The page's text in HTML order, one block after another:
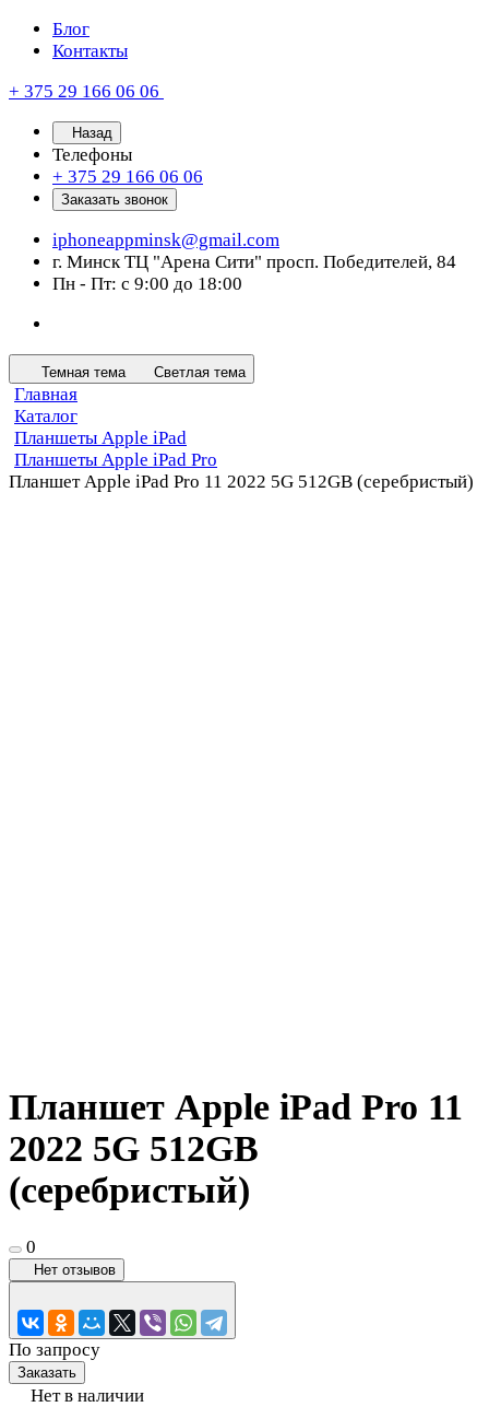
Блог
Контакты
+ 375 29 166 06 06
Назад
Телефоны
+ 375 29 166 06 06
Заказать звонок
iphoneappminsk@gmail.com
г. Минск ТЦ "Арена Сити" просп. Победителей, 84
Пн - Пт: с 9:00 до 18:00
Темная тема Светлая тема
Главная
Каталог
Планшеты Apple iPad
Планшеты Apple iPad Pro
Планшет Apple iPad Pro 11 2022 5G 512GB (серебристый)
Планшет Apple iPad Pro 11
2022 5G 512GB
(серебристый)
0
Нет отзывов
По запросу
Заказать
Нет в наличии